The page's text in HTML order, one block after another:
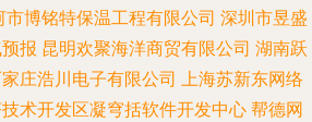
市博铭特保温工程有限公司 深圳市昱盛
报 昆明欢聚海洋商贸有限公司 湖南跃
庄浩川电子有限公司 上海苏新东网络
术开发区凝穹括软件开发中心 帮德网